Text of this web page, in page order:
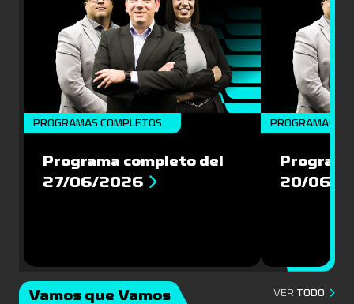
PROGRAMAS COMPLETOS
Programa completo del
27/06/2026
PROGRAMAS
20/06/
Vamos que Vamos VER TODO